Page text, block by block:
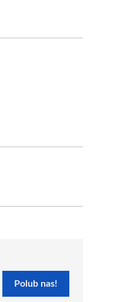
Polub nas!